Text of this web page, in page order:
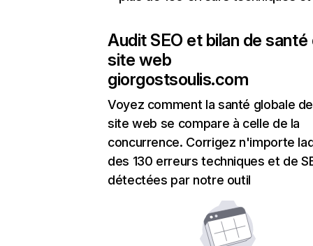
Audit SEO et bilan de santé
site web
giorgostsoulis.com
Voyez comment la santé globale
site web se compare à celle de la
concurrence. Corrigez n'importe
des 130 erreurs techniques et de
détectées par notre outil